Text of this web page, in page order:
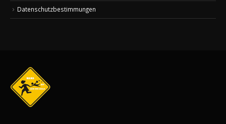
Datenschutzbestimmungen